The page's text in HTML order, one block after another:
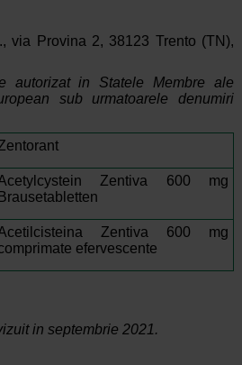
via Provina 2, 38123 Trento (TN),
autorizat in Statele Membre ale
sub urmatoarele denumiri
Zentiva 600 mg
Brausetabletten
Zentiva 600 mg
efervescente
in septembrie 2021.